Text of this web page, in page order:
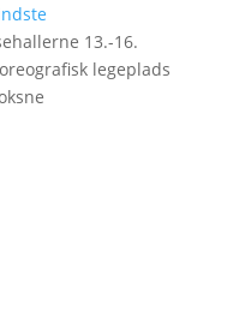
13.-16.
legeplads